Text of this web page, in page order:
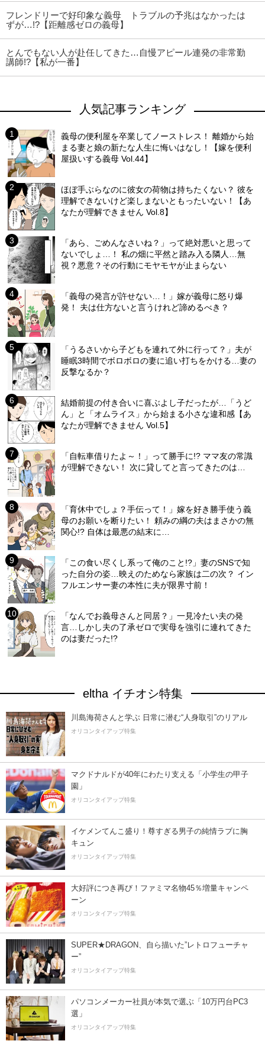
フレンドリーで好印象な義母 トラブルの予兆はなかったは
ずが…!?【距離感ゼロの義母】
とんでもない人が赴任してきた…自慢アピール連発の非常勤
講師!?【私が一番】
人気記事ランキング
義母の便利屋を卒業してノーストレス！ 離婚から始
まる妻と娘の新たな人生に悔いはなし！【嫁を便利
屋扱いする義母 Vol.44】
ほぼ手ぶらなのに彼女の荷物は持ちたくない？ 彼を
理解できないけど楽しまないともったいない！【あ
なたが理解できません Vol.8】
「あら、ごめんなさいね？」って絶対悪いと思って
ないでしょ…！ 私の畑に平然と踏み入る隣人…無
視？悪意？その行動にモヤモヤが止まらない
「義母の発言が許せない…！」嫁が義母に怒り爆
発！ 夫は仕方ないと言うけれど諦めるべき？
「うるさいから子どもを連れて外に行って？」夫が
睡眠3時間でボロボロの妻に追い打ちをかける…妻の
反撃なるか？
結婚前提の付き合いに喜ぶよし子だったが…「うど
ん」と「オムライス」から始まる小さな違和感【あ
なたが理解できません Vol.5】
「自転車借りたよ～！」って勝手に!? ママ友の常識
が理解できない！ 次に貸してと言ってきたのは…
「育休中でしょ？手伝って！」嫁を好き勝手使う義
母のお願いを断りたい！ 頼みの綱の夫はまさかの無
関心!? 自体は最悪の結末に…
「この食い尽くし系って俺のこと!?」妻のSNSで知
った自分の姿…映えのためなら家族は二の次？ イン
フルエンサー妻の本性に夫が限界寸前！
「なんでお義母さんと同居？」一見冷たい夫の発
言…しかし夫の了承ゼロで実母を強引に連れてきた
のは妻だった!?
eltha イチオシ特集
川島海荷さんと学ぶ 日常に潜む“人身取引”のリアル
オリコンタイアップ特集
マクドナルドが40年にわたり支える「小学生の甲子
園」
オリコンタイアップ特集
イケメンてんこ盛り！尊すぎる男子の純情ラブに胸
キュン
オリコンタイアップ特集
大好評につき再び！ファミマ名物45％増量キャンペ
ーン
オリコンタイアップ特集
SUPER★DRAGON、自ら描いた”レトロフューチャ
ー”
オリコンタイアップ特集
パソコンメーカー社員が本気で選ぶ「10万円台PC3
選」
オリコンタイアップ特集